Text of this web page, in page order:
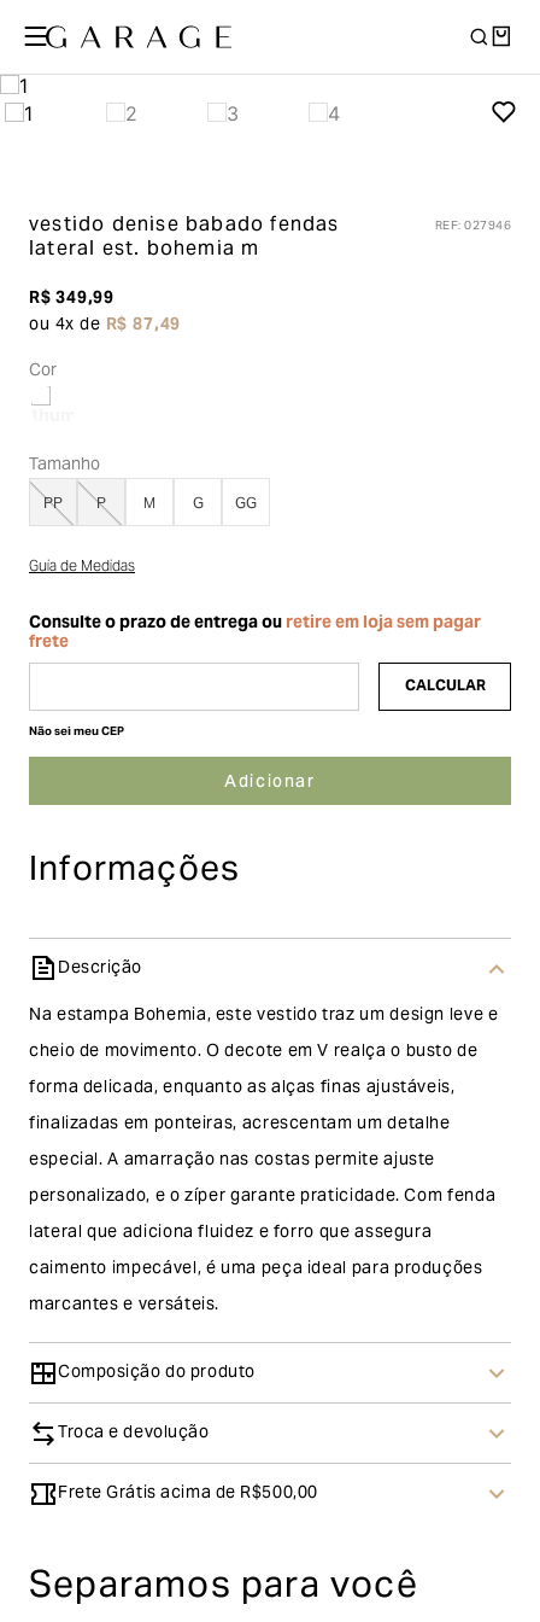
vestido denise babado fendas
lateral est. bohemia m
REF:027946
R$349,99
ou 4x de R$87,49
Cor
Tamanho
PP P M G GG
Guia de Medidas
Não sei meu CEP
Informações
Descrição
Na estampa Bohemia, este vestido traz um design leve e
cheio de movimento. O decote em V realça o busto de
forma delicada, enquanto as alças finas ajustáveis,
finalizadas em ponteiras, acrescentam um detalhe
especial. A amarração nas costas permite ajuste
personalizado, e o zíper garante praticidade. Com fenda
lateral que adiciona fluidez e forro que assegura
caimento impecável, é uma peça ideal para produções
marcantes e versáteis.
Composição do produto
Troca e devolução
Troca
dias corridos, a contar do recebimento do produto. Ao
Frete Grátis acima de R$500,00
Separamos para você